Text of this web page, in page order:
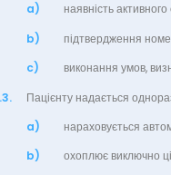
a)
наявність
b)
підтвердження
c)
виконання умов,
Пацієнту надається
a)
нараховується
b)
охоплює виключно